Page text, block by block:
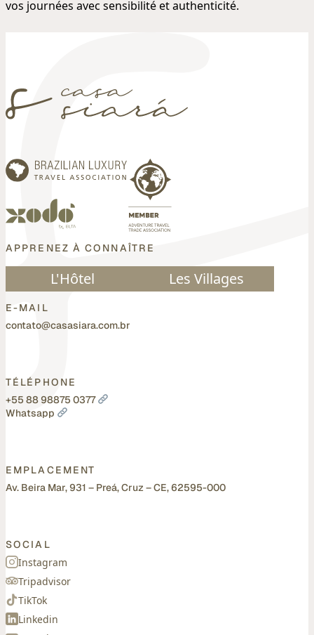
vos journées avec sensibilité et authenticité.
APPRENEZ À CONNAÎTRE
L'Hôtel Les Villages
E-MAIL
contato@casasiara.com.br
TÉLÉPHONE
+55 88 98875 0377
Whatsapp
EMPLACEMENT
Av. Beira Mar, 931 – Preá, Cruz – CE, 62595-000
SOCIAL
Instagram
Tripadvisor
TikTok
Linkedin